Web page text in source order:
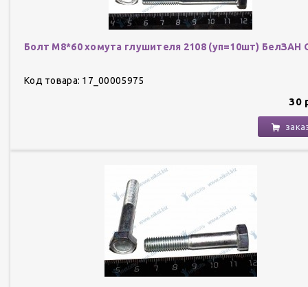
Болт М8*60 хомута глушителя 2108 (уп=10шт) БелЗАН
Код товара: 17_00005975
30